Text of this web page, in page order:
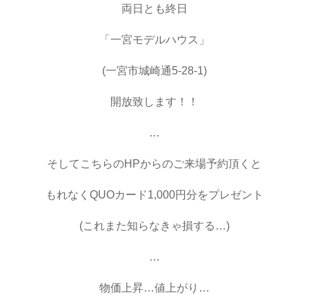
両日とも終日
「一宮モデルハウス」
(一宮市城崎通5-28-1)
開放致します！！
…
そしてこちらのHPからのご来場予約頂くと
もれなくQUOカード1,000円分をプレゼント
(これまた知らなきゃ損する…)
…
物価上昇…値上がり…